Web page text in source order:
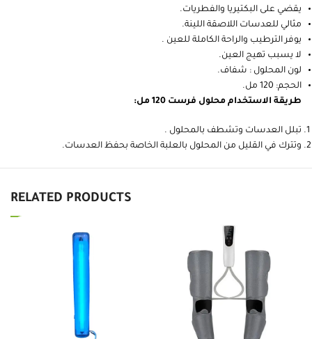
يقضي على البكتيريا والفطريات.
مثالي للعدسات اللاصقة اللينة.
يوفر الترطيب والراحة الكاملة للعين .
لا يسبب تهيج العين.
لون المحلول : شفاف.
الحجم: 120 مل.
طريقة الاستخدام محلول فرست 120 مل:
تبلل العدسات وتشطف بالمحلول .
وتترك في القليل من المحلول بالعلبة الخاصة بحفظ العدسات.
RELATED PRODUCTS